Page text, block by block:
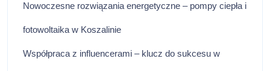
Nowoczesne rozwiązania energetyczne – pompy ciepła i
fotowoltaika w Koszalinie
Współpraca z influencerami – klucz do sukcesu w